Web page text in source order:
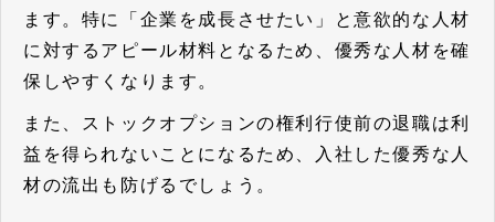
ます。特に「企業を成長させたい」と意欲的な人材
に対するアピール材料となるため、優秀な人材を確
保しやすくなります。
また、ストックオプションの権利行使前の退職は利
益を得られないことになるため、入社した優秀な人
材の流出も防げるでしょう。